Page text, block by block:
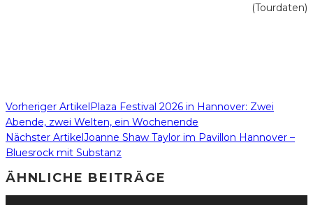
(Tourdaten)
Vorheriger ArtikelPlaza Festival 2026 in Hannover: Zwei
Abende, zwei Welten, ein Wochenende
Nächster ArtikelJoanne Shaw Taylor im Pavillon Hannover –
Bluesrock mit Substanz
ÄHNLICHE BEITRÄGE